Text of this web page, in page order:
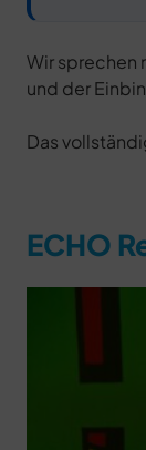
Wir sprechen
und der
Das
ECHO